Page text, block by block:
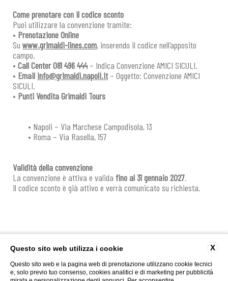
Come prenotare con il codice sconto
Puoi utilizzare la convenzione tramite:
• Prenotazione Online
Su www.grimaldi-lines.com, inserendo il codice nell’apposito
campo.
• Call Center 081 496 444– Indica Convenzione AMICI SICULI.
• Email info@grimaldi.napoli.it– Oggetto: Convenzione AMICI
SICULI.
• Punti Vendita Grimaldi Tours
• Napoli – Via Marchese Campodisola, 13
• Roma – Via Rasella, 157
Validità della convenzione
La convenzione è attiva e valida fino al 31 gennaio 2027.
Il codice sconto è già attivo e verrà comunicato su richiesta.
Via San Michele, 16 91100 - Trapani | T+39.0923.23.470| info@sanmicheletp.it|
P. Iva 01592380818 | CIN : IT081021A12QANFAA4 | CIR : 19081021A302243
X
Questo sito web utilizza i cookie
Questo sito web e la pagina web di prenotazione utilizzano cookie tecnici
e, solo previo tuo consenso, cookies analitici e di marketing per pubblicità